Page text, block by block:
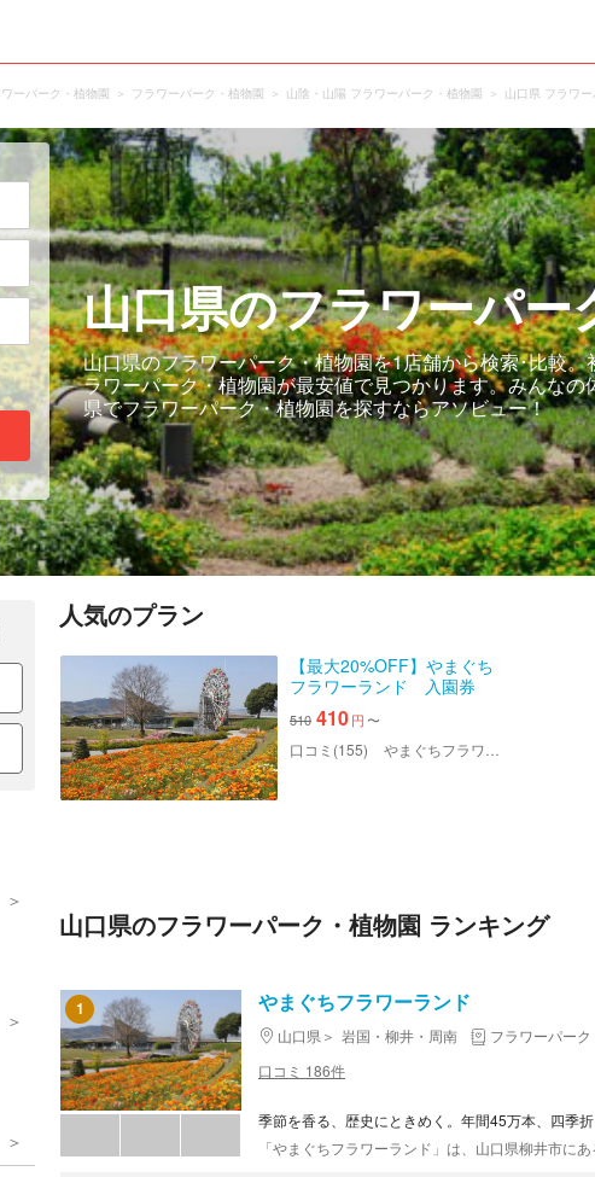
ーパーク・植物園 フラワーパーク・植物園 山陰・山陽 フラワーパーク・植物園 山口県 フラワ
山口県のフラワーパー
山口県のフラワーパーク・植物園を1店舗から検索･比較
ラワーパーク・植物園が最安値で見つかります。みんな
県でフラワーパーク・植物園を探すならアソビュー！
人気のプラン
【最大20%OFF】やまぐち
フラワーランド 入園券
510 410円 〜
口コミ(155) やまぐちフラワーランド
山口県のフラワーパーク・植物園 ランキング
1 やまぐちフラワーランド
山口県 岩国・柳井・周南
フラワーパー
口コミ 186件
季節を香る、歴史にときめく。年間45万本、四季